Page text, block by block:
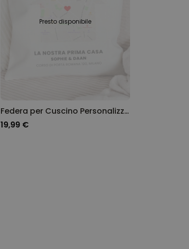
Presto disponibile
Federa per Cuscino Personalizzata Dove tutto ebbe inizio
19,99 €